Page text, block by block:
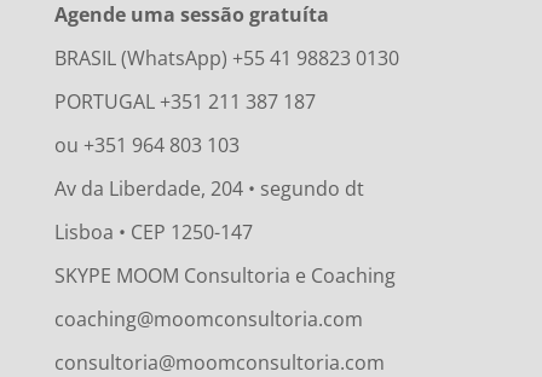
Agende uma sessão gratuíta
BRASIL (WhatsApp) +55 41 98823 0130
PORTUGAL +351 211 387 187
ou +351 964 803 103
Av da Liberdade, 204 • segundo dt
Lisboa • CEP 1250-147
SKYPE MOOM Consultoria e Coaching
coaching@moomconsultoria.com
consultoria@moomconsultoria.com